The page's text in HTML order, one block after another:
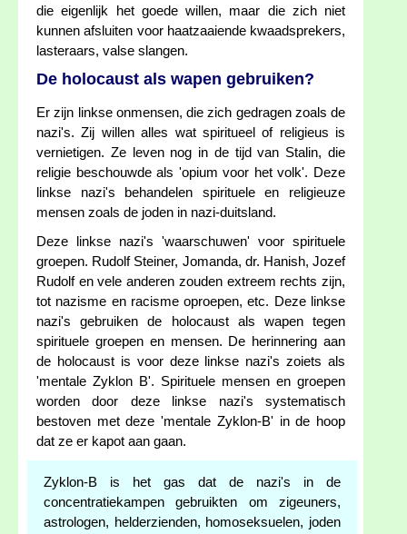
die eigenlijk het goede willen, maar die zich niet
kunnen afsluiten voor haatzaaiende kwaadsprekers,
lasteraars, valse slangen.
De holocaust als wapen gebruiken?
Er zijn linkse onmensen, die zich gedragen zoals de
nazi's. Zij willen alles wat spiritueel of religieus is
vernietigen. Ze leven nog in de tijd van Stalin, die
religie beschouwde als 'opium voor het volk'. Deze
linkse nazi's behandelen spirituele en religieuze
mensen zoals de joden in nazi-duitsland.
Deze linkse nazi's 'waarschuwen' voor spirituele
groepen. Rudolf Steiner, Jomanda, dr. Hanish, Jozef
Rudolf en vele anderen zouden extreem rechts zijn,
tot nazisme en racisme oproepen, etc. Deze linkse
nazi's gebruiken de holocaust als wapen tegen
spirituele groepen en mensen. De herinnering aan
de holocaust is voor deze linkse nazi's zoiets als
'mentale Zyklon B'. Spirituele mensen en groepen
worden door deze linkse nazi's systematisch
bestoven met deze 'mentale Zyklon-B' in de hoop
dat ze er kapot aan gaan.
Zyklon-B is het gas dat de nazi's in de
concentratiekampen gebruikten om zigeuners,
astrologen, helderzienden, homoseksuelen, joden